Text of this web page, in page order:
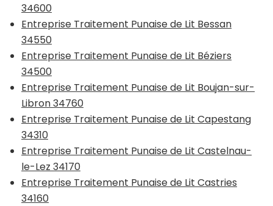
34600
Entreprise Traitement Punaise de Lit Bessan
34550
Entreprise Traitement Punaise de Lit Béziers
34500
Entreprise Traitement Punaise de Lit Boujan-sur-
Libron 34760
Entreprise Traitement Punaise de Lit Capestang
34310
Entreprise Traitement Punaise de Lit Castelnau-
le-Lez 34170
Entreprise Traitement Punaise de Lit Castries
34160